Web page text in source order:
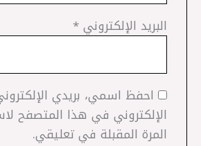
البريد الإلكتروني*
احفظ اسمي، بريدي
الإلكتروني في هذا المتصفح
المرة المقبلة في تعليقي.